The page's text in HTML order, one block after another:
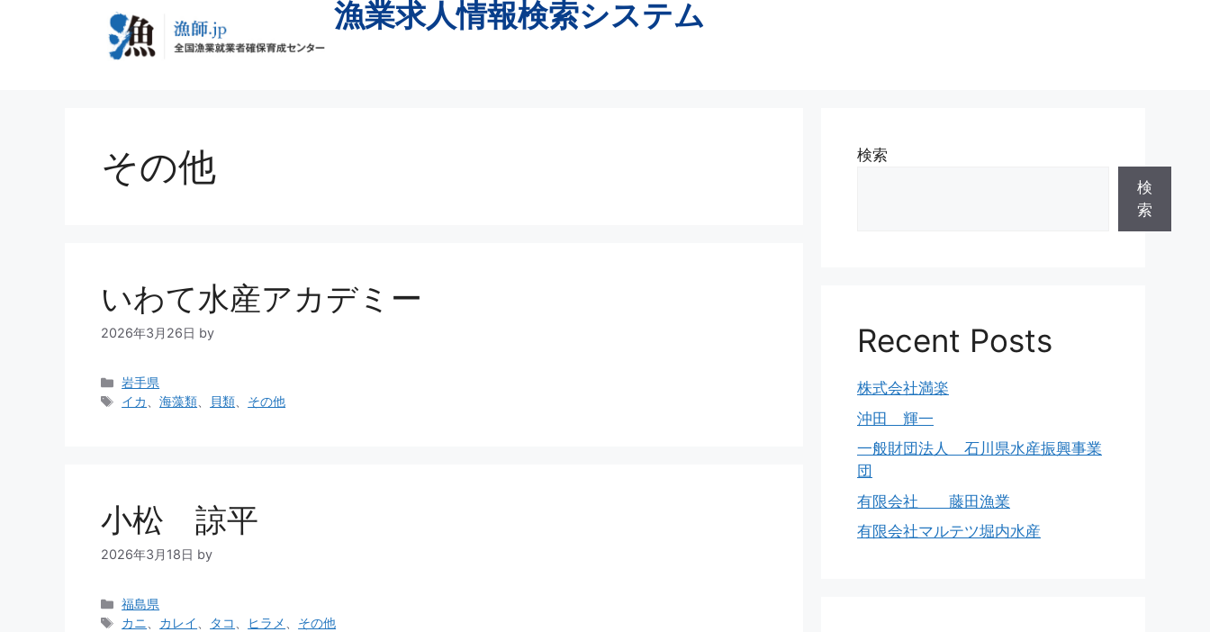
漁業求人情報検索システム
その他
いわて水産アカデミー
2026年3月26日 by
岩手県
イカ
、海藻類 貝類 その他
小松 諒平
2026年3月18日 by
福島県
カニ、 カレイ、 タコ、 ヒラメ、 その他
検索
検
索
Recent Posts
株式会社満楽
沖田 輝一
一般財団法人 石川県水産振興事業
団
有限会社 藤田漁業
有限会社マルテツ堀内水産